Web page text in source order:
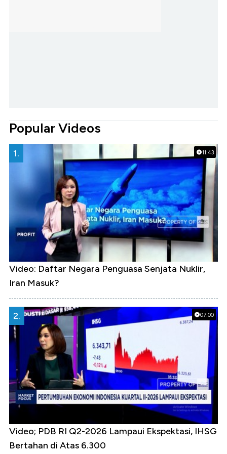
Popular Videos
11:43
1.
Video: Daftar Negara Penguasa Senjata Nuklir,
Iran Masuk?
07:00
2.
Video; PDB RI Q2-2026 Lampaui Ekspektasi, IHSG
Bertahan di Atas 6.300